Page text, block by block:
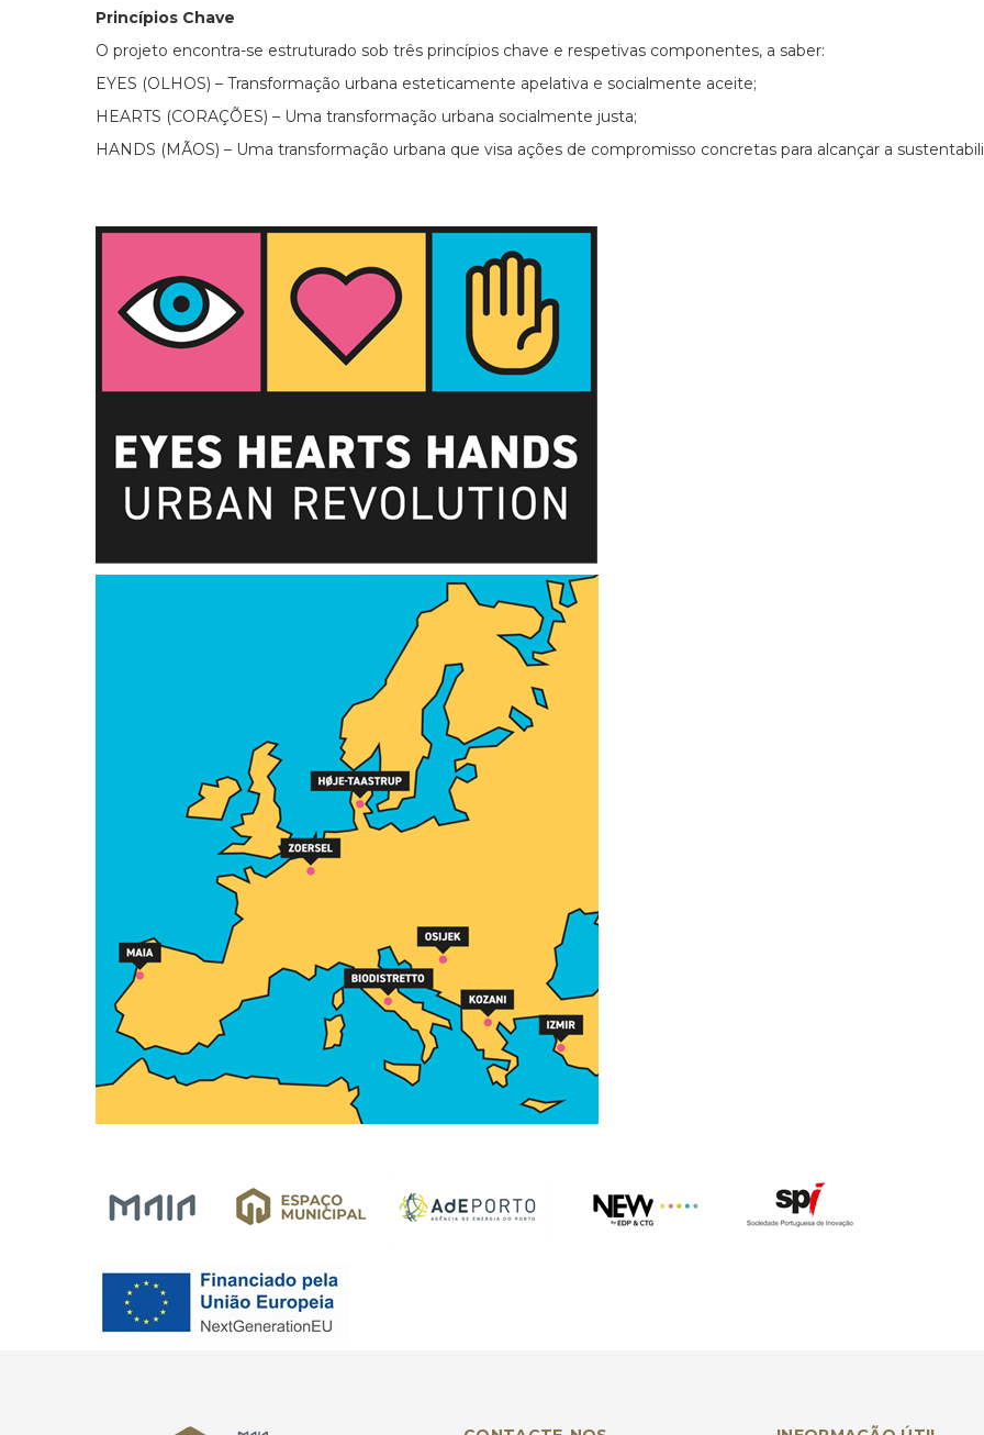
Princípios Chave
O projeto encontra-se estruturado sob três princípios chave e respetivas componentes, a saber:
EYES (OLHOS) – Transformação urbana esteticamente apelativa e socialmente aceite;
HEARTS (CORAÇÕES) – Uma transformação urbana socialmente justa;
HANDS (MÃOS) – Uma transformação urbana que visa ações de compromisso concretas para alcançar a